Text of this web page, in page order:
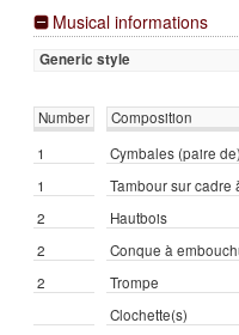
Musical informations
Generic style
Number Composition
1
Cymbales (paire de)
1
Tambour sur cadre
2
Hautbois
2
Conque à
2
Trompe
Clochette(s)